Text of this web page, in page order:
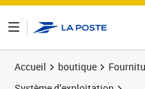
Accueil boutique